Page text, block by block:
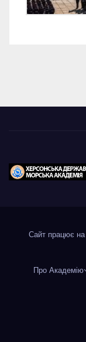
Сайт працює
Про Академію